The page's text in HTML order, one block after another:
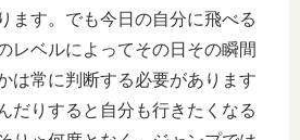
ます。でも今日の自分に飛べる
レベルによってその日その瞬間
は常に判断する必要があります
だりすると自分も行きたくなる